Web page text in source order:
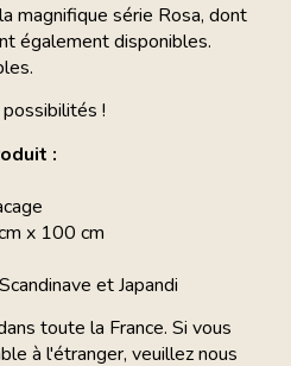
magnifique série Rosa, dont
également disponibles.
!
:
x 100 cm
et Japandi
toute la France. Si vous
à l'étranger, veuillez nous